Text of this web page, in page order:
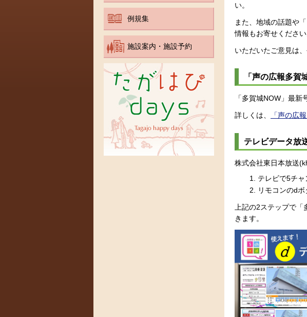
例規集
施設案内・施設予約
い。
また、地域の話題や
情報もお寄せください
いただいたご意見は
「声の広報多賀
「多賀城NOW」最新
詳しくは、 「声の広
テレビデータ放
株式会社東日本放送
テレビで5チ
リモコンのd
上記の2ステップで
きます。